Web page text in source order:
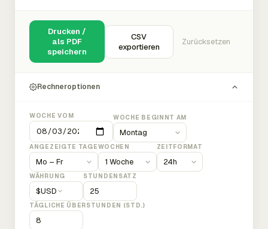
Drucken /
als PDF
speichern
CSV
exportieren
Zurücksetzen
Rechneroptionen
WOCHE VOM WOCHE BEGINNT AM
ANGEZEIGTE TAGEWOCHEN ZEITFORMAT
WÄHRUNG
$USD
STUNDENSATZ
TÄGLICHE ÜBERSTUNDEN (STD.)